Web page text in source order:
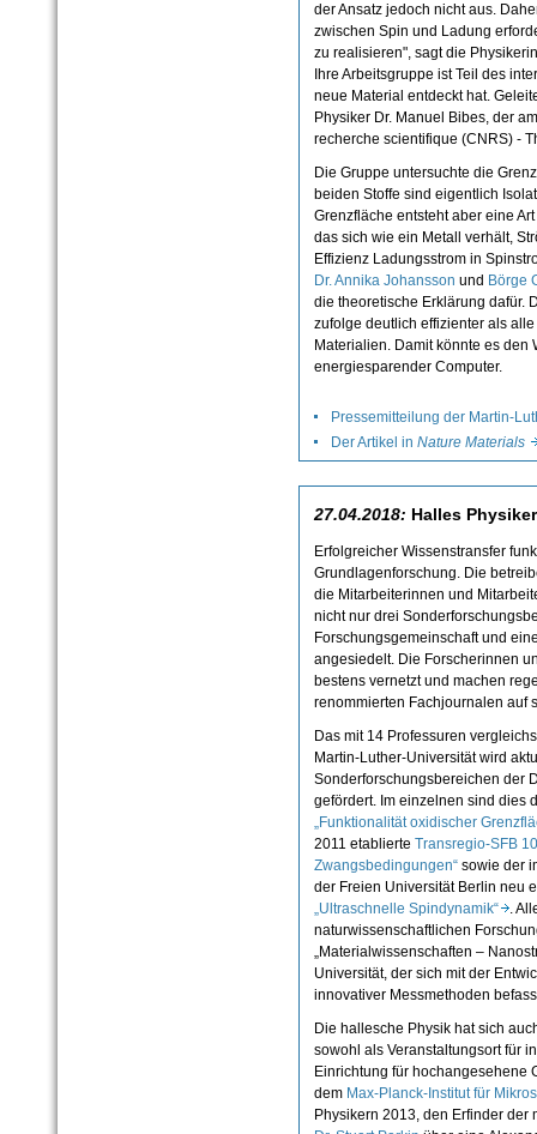
der Ansatz jedoch nicht aus.
zwischen Spin und Ladung
zu realisieren", sagt die
Ihre Arbeitsgruppe ist Teil des
neue Material entdeckt hat.
Physiker Dr. Manuel Bibes, der
recherche scientifique (CNRS) -
Die Gruppe untersuchte die
beiden Stoffe sind eigentlich
Grenzfläche entsteht aber eine
das sich wie ein Metall verhält,
Effizienz Ladungsstrom in
Dr. Annika Johansson und Börge
die theoretische Erklärung dafür.
zufolge deutlich effizienter als
Materialien. Damit könnte es den
energiesparender Computer.
Pressemitteilung der Martin-
Der Artikel inNature Materials
27.04.2018: Halles
Erfolgreicher Wissenstransfer
Grundlagenforschung. Die
die Mitarbeiterinnen und
nicht nur drei
Forschungsgemeinschaft und
angesiedelt. Die Forscherinnen
bestens vernetzt und machen
renommierten Fachjournalen auf
Das mit 14 Professuren
Martin-Luther-Universität wird
Sonderforschungsbereichen der
gefördert. Im einzelnen sind dies
„Funktionalität oxidischer
2011 etablierte Transregio-SFB
Zwangsbedingungen“sowie der
der Freien Universität Berlin neu
„Ultraschnelle Spin­dynamik“.
naturwissenschaftlichen
„Materialwissenschaften –
Universität, der sich mit der
innovativer Messmethoden
Die hallesche Physik hat sich
sowohl als Veranstaltungsort für
Einrichtung für hochangesehene
dem Max-Planck-Institut für
Physikern 2013, den Erfinder